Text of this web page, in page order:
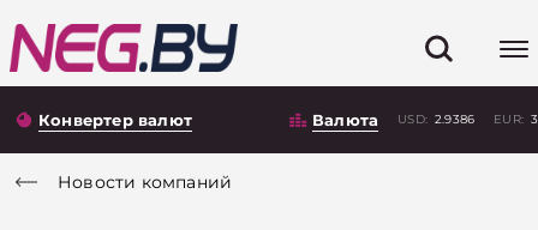
Конвертер валют Валюта USD: 2.9386 EUR:
Новости компаний